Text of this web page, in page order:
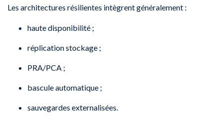
Les architectures résilientes intègrent généralement :
haute disponibilité ;
réplication stockage ;
PRA/PCA ;
bascule automatique ;
sauvegardes externalisées.